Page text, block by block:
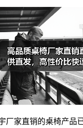
厂家直销的桌椅产品